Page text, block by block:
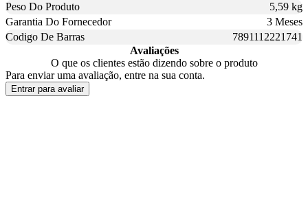
Peso Do Produto
5,59 kg
Garantia Do Fornecedor
3 Meses
Codigo De Barras
7891112221741
Avaliações
O que os clientes estão dizendo sobre o produto
Para enviar uma avaliação, entre na sua conta.
Entrar para avaliar